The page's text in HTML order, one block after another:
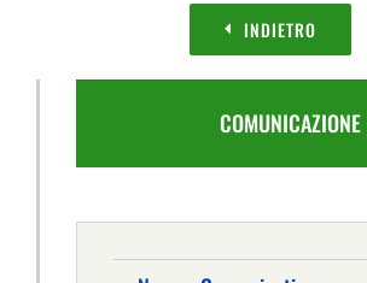
INDIETRO
COMUNICAZIONE